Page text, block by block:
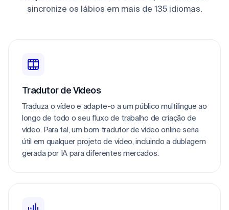
sincronize os lábios em mais de 135 idiomas.
Tradutor de Videos
Traduza o vídeo e adapte-o a um público multilingue ao
longo de todo o seu fluxo de trabalho de criação de
vídeo. Para tal, um bom tradutor de vídeo online seria
útil em qualquer projeto de vídeo, incluindo a dublagem
gerada por IA para diferentes mercados.